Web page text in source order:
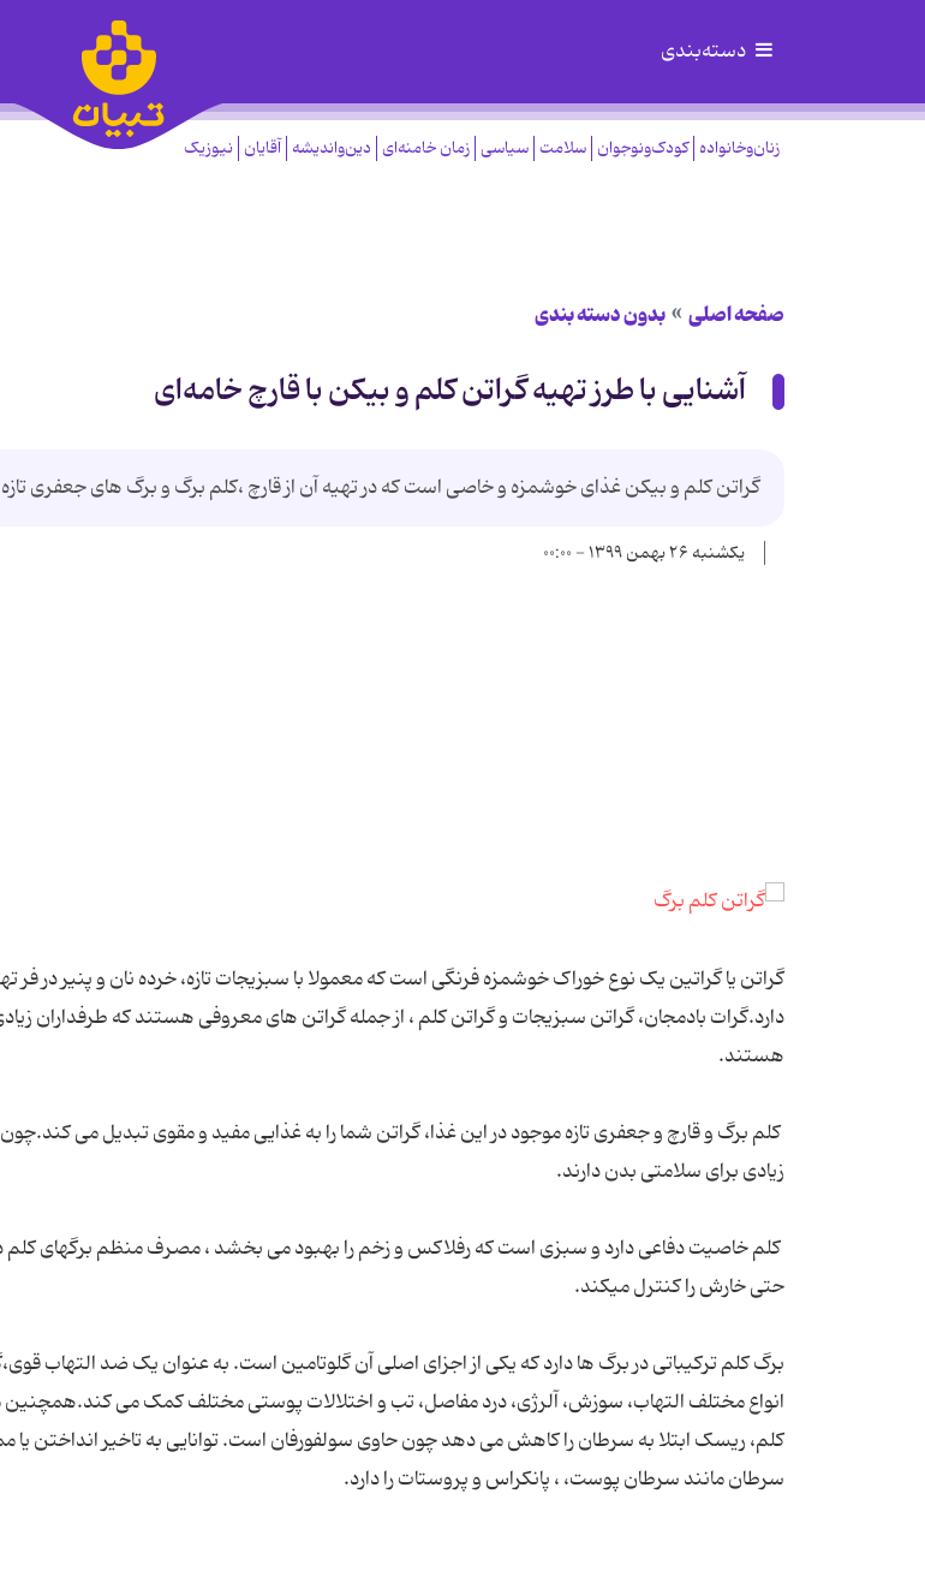
دسته‌بندی
زنان‌وخانواده کودک‌ونوجوان سلامت سیاسی زمان خامنه‌ای دین‌واندیشه آقایان نیوزیک
صفحه اصلی بدون دسته بندی
آشنایی با طرز تهیه گراتن کلم و بیکن با قارچ خامه‌ای
گراتن کلم و بیکن غذای خوشمزه و خاصی است که در تهیه آن از قارچ ،کلم برگ و برگ های جعفری
یکشنبه ۲۶ بهمن ۱۳۹۹ - ۰۰:۰۰
گراتن یا گراتین یک نوع خوراک خوشمزه فرنگی است که معمولا با سبزیجات تازه، خرده نان و پنیر در فر
دارد.گرات بادمجان، گراتن سبزیجات و گراتن کلم ، از جمله گراتن های معروفی هستند که طرفداران
هستند.
کلم برگ و قارچ و جعفری تازه موجود در این غذا، گراتن شما را به غذایی مفید و مقوی تبدیل می
زیادی برای سلامتی بدن دارند.
کلم خاصیت دفاعی دارد و سبزی است که رفلاکس و زخم را بهبود می بخشد ، مصرف منظم برگهای
حتی خارش را کنترل میکند.
برگ کلم ترکیباتی در برگ ها دارد که یکی از اجزای اصلی آن گلوتامین است. به عنوان یک ضد التهاب
انواع مختلف التهاب، سوزش، آلرژی، درد مفاصل، تب و اختلالات پوستی مختلف کمک می
کلم، ریسک ابتلا به سرطان را کاهش می دهد چون حاوی سولفورفان است. توانایی به تاخیر انداختن یا
سرطان مانند سرطان پوست، ، پانکراس و پروستات را دارد.